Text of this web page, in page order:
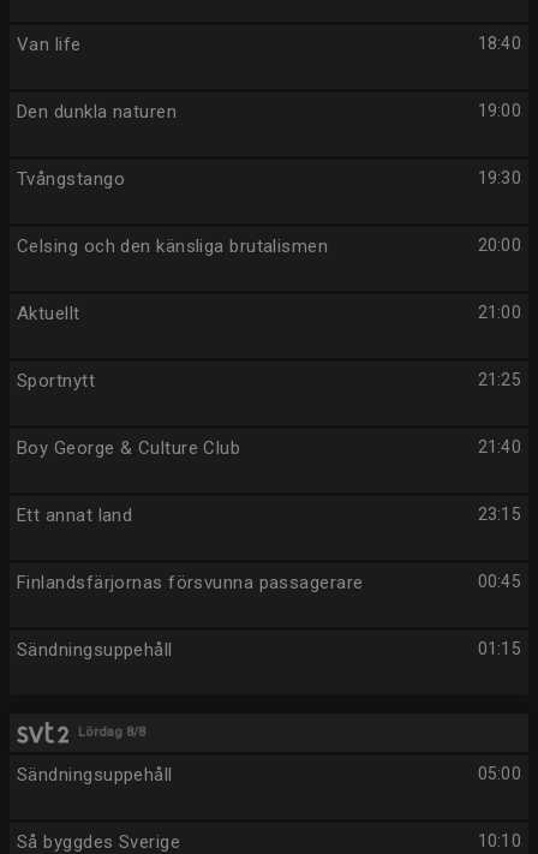
18:40
Van life
19:00
Den dunkla naturen
19:30
Tvångstango
20:00
Celsing och den känsliga brutalismen
21:00
Aktuellt
21:25
Sportnytt
21:40
Boy George & Culture Club
23:15
Ett annat land
00:45
Finlandsfärjornas försvunna passagerare
01:15
Sändningsuppehåll
Lördag 8/8
05:00
Sändningsuppehåll
10:10
Så byggdes Sverige